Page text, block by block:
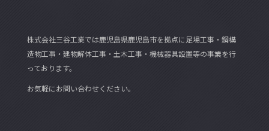
株式会社三谷工業では鹿児島県鹿児島市を拠点に足場工事・鋼構
造物工事・建物解体工事・土木工事・機械器具設置等の事業を行
っております。
お気軽にお問い合わせください。